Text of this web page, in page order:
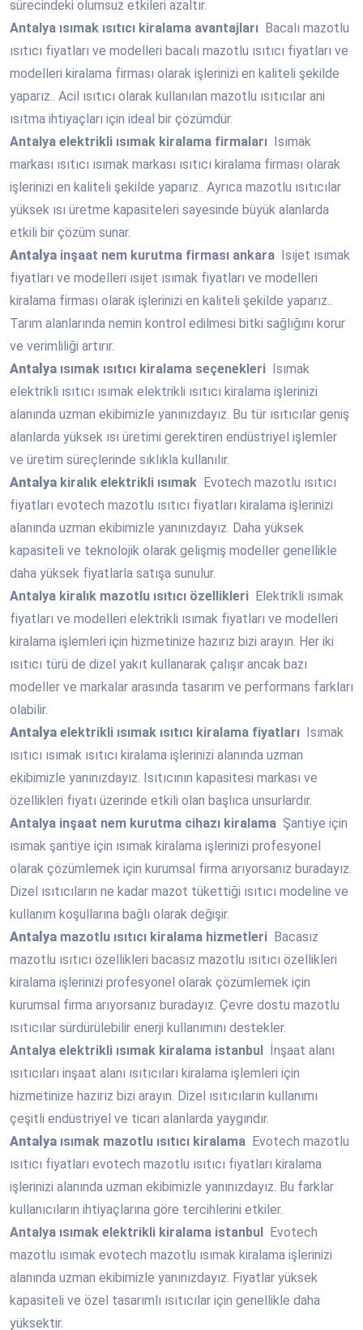
sürecindeki olumsuz etkileri azaltır.
Antalya ısımak ısıtıcı kiralama avantajları Bacalı mazotlu
ısıtıcı fiyatları ve modelleri bacalı mazotlu ısıtıcı fiyatları ve
modelleri kiralama firması olarak işlerinizi en kaliteli şekilde
yaparız.. Acil ısıtıcı olarak kullanılan mazotlu ısıtıcılar ani
ısıtma ihtiyaçları için ideal bir çözümdür.
Antalya elektrikli ısımak kiralama firmaları
Isımak
markası ısıtıcı ısımak markası ısıtıcı kiralama firması olarak
işlerinizi en kaliteli şekilde yaparız.. Ayrıca mazotlu ısıtıcılar
yüksek ısı üretme kapasiteleri sayesinde büyük alanlarda
etkili bir çözüm sunar.
Antalya inşaat nem kurutma firması ankara
Isıjet ısımak
fiyatları ve modelleri ısıjet ısımak fiyatları ve modelleri
kiralama firması olarak işlerinizi en kaliteli şekilde yaparız..
Tarım alanlarında nemin kontrol edilmesi bitki sağlığını korur
ve verimliliği artırır.
Antalya ısımak ısıtıcı kiralama seçenekleri
Isımak
elektrikli ısıtıcı ısımak elektrikli ısıtıcı kiralama işlerinizi
alanında uzman ekibimizle yanınızdayız. Bu tür ısıtıcılar geniş
alanlarda yüksek ısı üretimi gerektiren endüstriyel işlemler
ve üretim süreçlerinde sıklıkla kullanılır.
Antalya kiralık elektrikli ısımak Evotech mazotlu ısıtıcı
fiyatları evotech mazotlu ısıtıcı fiyatları kiralama işlerinizi
alanında uzman ekibimizle yanınızdayız. Daha yüksek
kapasiteli ve teknolojik olarak gelişmiş modeller genellikle
daha yüksek fiyatlarla satışa sunulur.
Antalya kiralık mazotlu ısıtıcı özellikleri Elektrikli ısımak
fiyatları ve modelleri elektrikli ısımak fiyatları ve modelleri
kiralama işlemleri için hizmetinize hazırız bizi arayın. Her iki
ısıtıcı türü de dizel yakıt kullanarak çalışır ancak bazı
modeller ve markalar arasında tasarım ve performans farkları
olabilir.
Antalya elektrikli ısımak ısıtıcı kiralama fiyatları
Isımak
ısıtıcı ısımak ısıtıcı kiralama işlerinizi alanında uzman
ekibimizle yanınızdayız. Isıtıcının kapasitesi markası ve
özellikleri fiyatı üzerinde etkili olan başlıca unsurlardır.
Antalya inşaat nem kurutma cihazı kiralama Şantiye için
ısımak şantiye için ısımak kiralama işlerinizi profesyonel
olarak çözümlemek için kurumsal firma arıyorsanız buradayız.
Dizel ısıtıcıların ne kadar mazot tükettiği ısıtıcı modeline ve
kullanım koşullarına bağlı olarak değişir.
Antalya mazotlu ısıtıcı kiralama hizmetleri Bacasız
mazotlu ısıtıcı özellikleri bacasız mazotlu ısıtıcı özellikleri
kiralama işlerinizi profesyonel olarak çözümlemek için
kurumsal firma arıyorsanız buradayız. Çevre dostu mazotlu
ısıtıcılar sürdürülebilir enerji kullanımını destekler.
Antalya elektrikli ısımak kiralama istanbul
İnşaat alanı
ısıtıcıları inşaat alanı ısıtıcıları kiralama işlemleri için
hizmetinize hazırız bizi arayın. Dizel ısıtıcıların kullanımı
çeşitli endüstriyel ve ticari alanlarda yaygındır.
Antalya ısımak mazotlu ısıtıcı kiralama Evotech mazotlu
ısıtıcı fiyatları evotech mazotlu ısıtıcı fiyatları kiralama
işlerinizi alanında uzman ekibimizle yanınızdayız. Bu farklar
kullanıcıların ihtiyaçlarına göre tercihlerini etkiler.
Antalya ısımak elektrikli kiralama istanbul
Evotech
mazotlu ısımak evotech mazotlu ısımak kiralama işlerinizi
alanında uzman ekibimizle yanınızdayız. Fiyatlar yüksek
kapasiteli ve özel tasarımlı ısıtıcılar için genellikle daha
yüksektir.